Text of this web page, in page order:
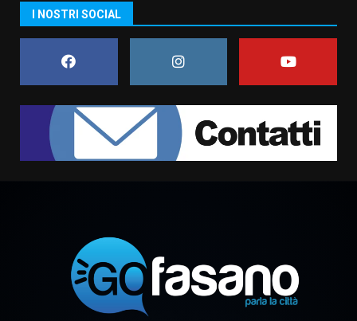
Pesce Spada: appuntamento a
sabato 8 agosto
5 Agosto 2026 06:10
1
cittadina di Fratelli d’Italia,
pronta a tornare in Consiglio
comunale
condivisa della Villetta di
Laureto
6 Agosto 2026 06:20
La magia del Minareto e la prima
I NOSTRI SOCIAL